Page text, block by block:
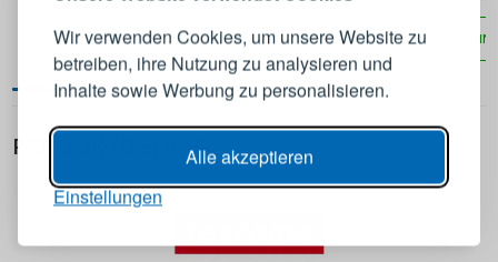
Wir verwenden Cookies, um unsere Website zu
betreiben, ihre Nutzung zu analysieren und
Inhalte sowie Werbung zu personalisieren.
Alle akzeptieren
Einstellungen
IN DEN WARENKORB IN DEN WARENKORB IN
PRODUKTDETAILS
E-Mail-Adresse